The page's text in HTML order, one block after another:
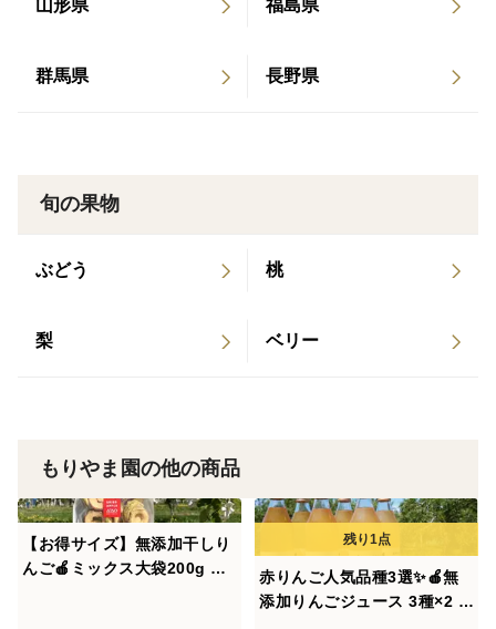
農家の間では、
なんて冗談が出るほど（笑）、手がかかる品種として知
他の品種にはない魅力があります。
葉とらず栽培のため、色むらや色薄のりんごも含まれま
す。
その中から、
月 雑誌「美的」でテキカカシードル掲載 2021年3
理王国100選 2021年】にテキカカシードル認定 20
詞 ～日本全国 歌碑めぐり～」氷川きよしさん来
年9月 食品ロスジャーナリスト 井出留美さん著「捨
てられる食べものたち」で紹介 2020年3月 NHK コ
ウケンテツの日本100年ゴハン紀行出演 2020年2月
全国果樹技術・経営コンクール 農林水産大臣賞受賞
2019年8月 テキカカシードルがジャパン・シード
山形県 福島県
群馬県 長野県
旬の果物
ぶどう 桃
梨 ベリー
もりやま園の他の商品
【お得サイズ】無添加干しり
んご🍎ミックス大袋200g 青
赤りんご人気品種3選✨🍎無
添加りんごジュース 3種×2 計